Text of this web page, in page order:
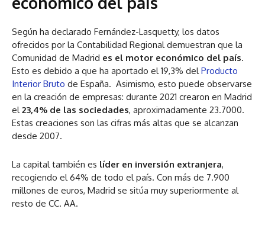
Según ha declarado Fernández-Lasquetty, los datos
ofrecidos por la Contabilidad Regional demuestran que la
Comunidad de Madrid es el motor económico del país.
Esto es debido a que ha aportado el 19,3% delProducto
Interior Bruto de España. Asimismo, esto puede observarse
en la creación de empresas: durante 2021 crearon en Madrid
el23,4% de las sociedades, aproximadamente 23.7000.
Estas creaciones son las cifras más altas que se alcanzan
desde 2007.
La capital también es líder en inversión extranjera,
recogiendo el 64% de todo el país. Con más de 7.900
millones de euros, Madrid se sitúa muy superiormente al
resto de CC. AA.